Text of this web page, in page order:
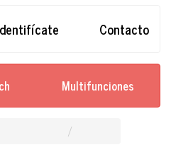
Contacto
Multifunciones